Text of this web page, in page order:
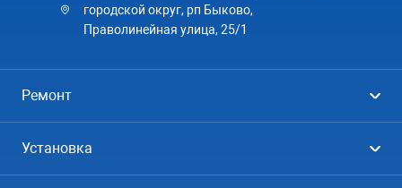
городской округ, рп Быково,
Праволинейная улица, 25/1
Ремонт
Установка